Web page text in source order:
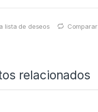
lista de deseos Comparar
relacionados